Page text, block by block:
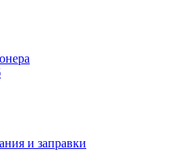
и заправки